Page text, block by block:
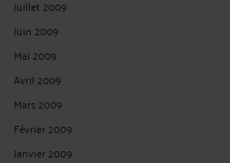
Juillet 2009
Juin 2009
Mai 2009
Avril 2009
Mars 2009
Février 2009
Janvier 2009